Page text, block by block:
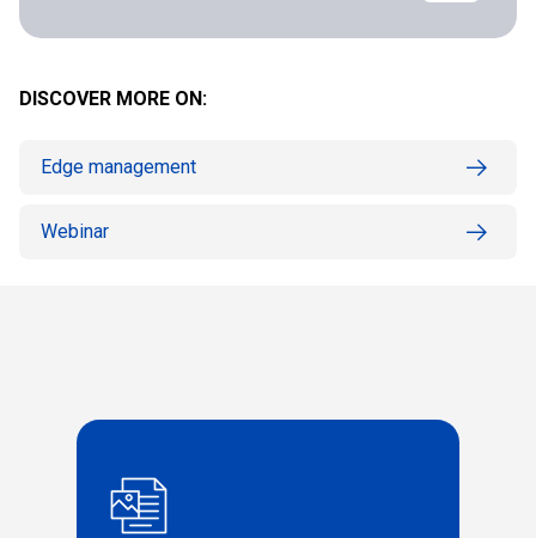
DISCOVER MORE ON:
Edge management
Webinar